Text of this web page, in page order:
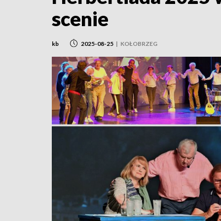
scenie
kb 2025-08-25 | KOŁOBRZEG